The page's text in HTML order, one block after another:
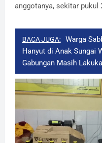
anggotanya, sekitar pukul
BACA JUGA:
Warga
Hanyut di Anak Sungai
Gabungan Masih